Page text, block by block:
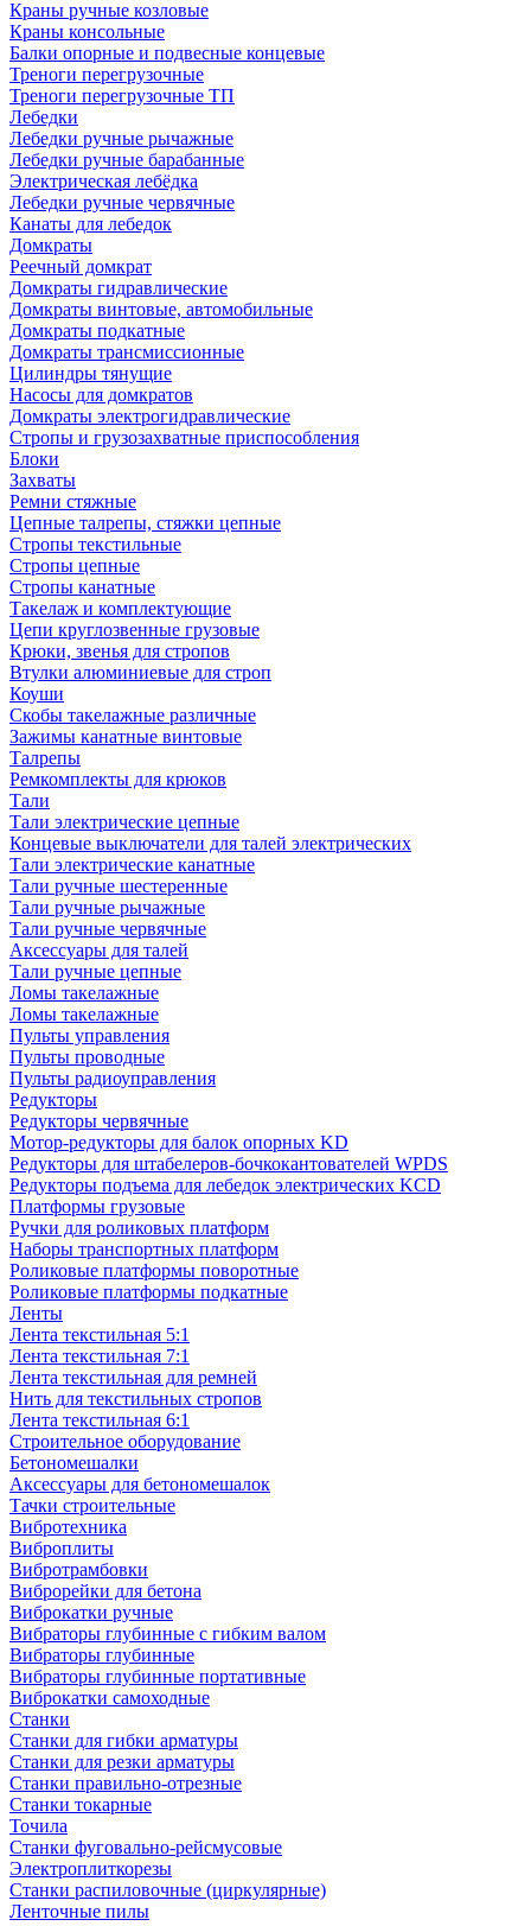
Краны ручные козловые
Краны консольные
Балки опорные и подвесные концевые
Треноги перегрузочные
Треноги перегрузочные ТП
Лебедки
Лебедки ручные рычажные
Лебедки ручные барабанные
Электрическая лебёдка
Лебедки ручные червячные
Канаты для лебедок
Домкраты
Реечный домкрат
Домкраты гидравлические
Домкраты винтовые, автомобильные
Домкраты подкатные
Домкраты трансмиссионные
Цилиндры тянущие
Насосы для домкратов
Домкраты электрогидравлические
Стропы и грузозахватные приспособления
Блоки
Захваты
Ремни стяжные
Цепные талрепы, стяжки цепные
Стропы текстильные
Стропы цепные
Стропы канатные
Такелаж и комплектующие
Цепи круглозвенные грузовые
Крюки, звенья для стропов
Втулки алюминиевые для строп
Коуши
Скобы такелажные различные
Зажимы канатные винтовые
Талрепы
Ремкомплекты для крюков
Тали
Тали электрические цепные
Концевые выключатели для талей электрических
Тали электрические канатные
Тали ручные шестеренные
Тали ручные рычажные
Тали ручные червячные
Аксессуары для талей
Тали ручные цепные
Ломы такелажные
Ломы такелажные
Пульты управления
Пульты проводные
Пульты радиоуправления
Редукторы
Редукторы червячные
Мотор-редукторы для балок опорных KD
Редукторы для штабелеров-бочкокантователей WPDS
Редукторы подъема для лебедок электрических KCD
Платформы грузовые
Ручки для роликовых платформ
Наборы транспортных платформ
Роликовые платформы поворотные
Роликовые платформы подкатные
Ленты
Лента текстильная 5:1
Лента текстильная 7:1
Лента текстильная для ремней
Нить для текстильных стропов
Лента текстильная 6:1
Строительное оборудование
Бетономешалки
Аксессуары для бетономешалок
Тачки строительные
Вибротехника
Виброплиты
Вибротрамбовки
Виброрейки для бетона
Виброкатки ручные
Вибраторы глубинные с гибким валом
Вибраторы глубинные
Вибраторы глубинные портативные
Виброкатки самоходные
Станки
Станки для гибки арматуры
Станки для резки арматуры
Станки правильно-отрезные
Станки токарные
Точила
Станки фуговально-рейсмусовые
Электроплиткорезы
Станки распиловочные (циркулярные)
Ленточные пилы